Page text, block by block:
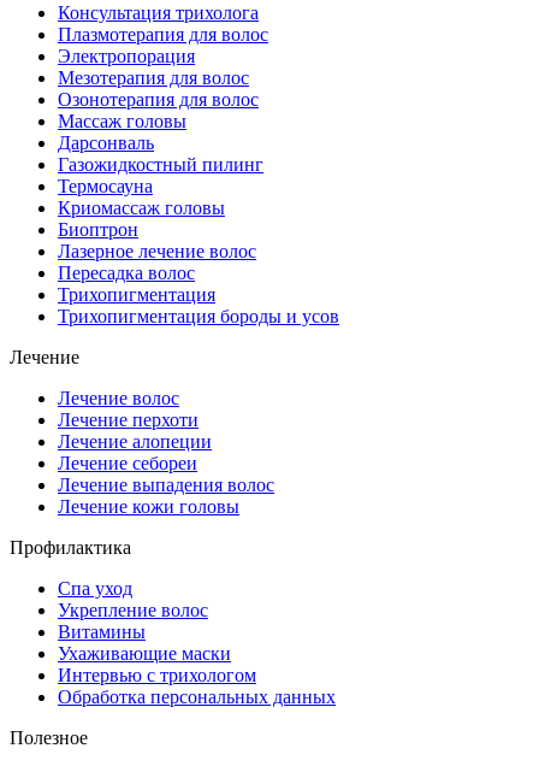
Консультация трихолога
Плазмотерапия для волос
Электропорация
Мезотерапия для волос
Озонотерапия для волос
Массаж головы
Дарсонваль
Газожидкостный пилинг
Термосауна
Криомассаж головы
Биоптрон
Лазерное лечение волос
Пересадка волос
Трихопигментация
Трихопигментация бороды и усов
Лечение
Лечение волос
Лечение перхоти
Лечение алопеции
Лечение себореи
Лечение выпадения волос
Лечение кожи головы
Профилактика
Спа уход
Укрепление волос
Витамины
Ухаживающие маски
Интервью с трихологом
Обработка персональных данных
Полезное